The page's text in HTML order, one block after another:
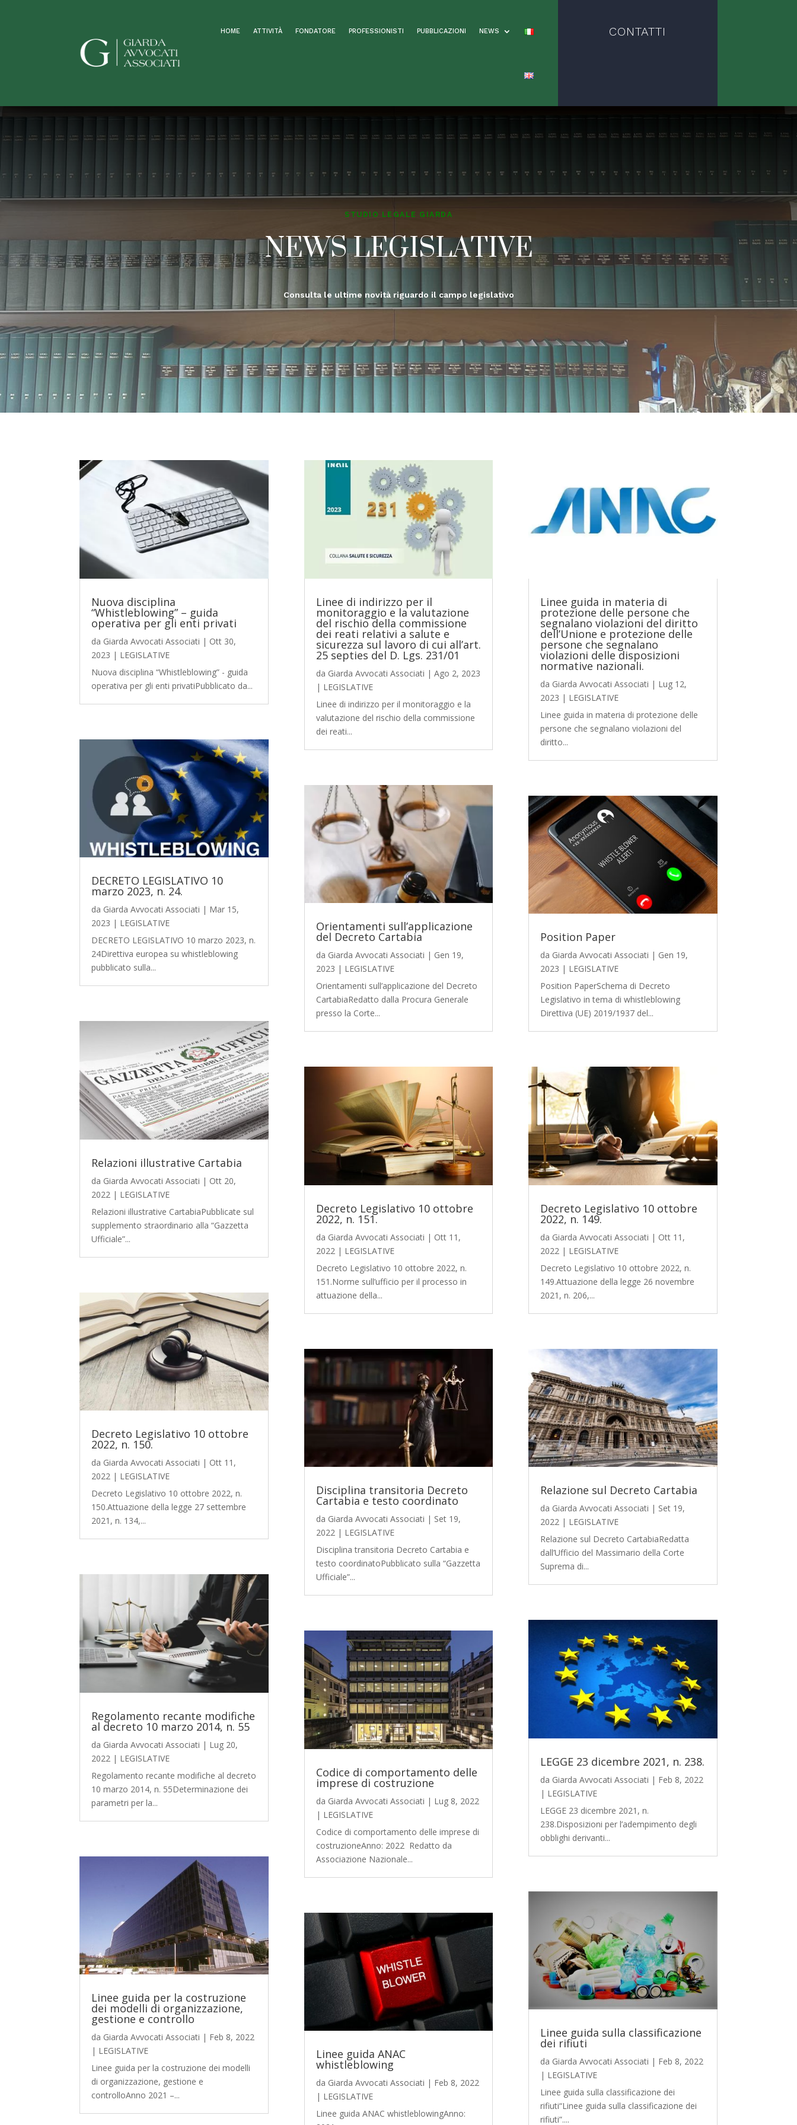
HOME ATTIVITÀ FONDATORE PROFESSIONISTI PUBBLICAZIONI NEWS CONTATTI
STUDIO LEGALE GIARDA
NEWS LEGISLATIVE
Consulta le ultime novità riguardo il campo legislativo
Nuova disciplina
“Whistleblowing” – guida
operativa per gli enti privati
da Giarda Avvocati Associati | Ott 30,
2023 | LEGISLATIVE
Nuova disciplina “Whistleblowing” - guida
operativa per gli enti privatiPubblicato da...
DECRETO LEGISLATIVO 10
marzo 2023, n. 24.
da Giarda Avvocati Associati | Mar 15,
2023 | LEGISLATIVE
DECRETO LEGISLATIVO 10 marzo 2023, n.
24Direttiva europea su whistleblowing
pubblicato sulla...
Relazioni illustrative Cartabia
da Giarda Avvocati Associati | Ott 20,
2022 | LEGISLATIVE
Relazioni illustrative CartabiaPubblicate sul
supplemento straordinario alla “Gazzetta
Ufficiale”...
Decreto Legislativo 10 ottobre
2022, n. 150.
da Giarda Avvocati Associati | Ott 11,
2022 | LEGISLATIVE
Decreto Legislativo 10 ottobre 2022, n.
150.Attuazione della legge 27 settembre
2021, n. 134,...
Regolamento recante modifiche
al decreto 10 marzo 2014, n. 55
da Giarda Avvocati Associati | Lug 20,
2022 | LEGISLATIVE
Regolamento recante modifiche al decreto
10 marzo 2014, n. 55Determinazione dei
parametri per la...
Linee guida per la costruzione
dei modelli di organizzazione,
gestione e controllo
da Giarda Avvocati Associati | Feb 8, 2022
| LEGISLATIVE
Linee guida per la costruzione dei modelli
di organizzazione, gestione e
controlloAnno 2021 –...
Linee di indirizzo per il
monitoraggio e la valutazione
del rischio della commissione
dei reati relativi a salute e
sicurezza sul lavoro di cui all’art.
25 septies del D. Lgs. 231/01
da Giarda Avvocati Associati | Ago 2, 2023
| LEGISLATIVE
Linee di indirizzo per il monitoraggio e la
valutazione del rischio della commissione
dei reati...
Orientamenti sull’applicazione
del Decreto Cartabia
da Giarda Avvocati Associati | Gen 19,
2023 | LEGISLATIVE
Orientamenti sull’applicazione del Decreto
CartabiaRedatto dalla Procura Generale
presso la Corte...
Decreto Legislativo 10 ottobre
2022, n. 151.
da Giarda Avvocati Associati | Ott 11,
2022 | LEGISLATIVE
Decreto Legislativo 10 ottobre 2022, n.
151.Norme sull’ufficio per il processo in
attuazione della...
Disciplina transitoria Decreto
Cartabia e testo coordinato
da Giarda Avvocati Associati | Set 19,
2022| LEGISLATIVE
Disciplina transitoria Decreto Cartabia e
testo coordinatoPubblicato sulla “Gazzetta
Ufficiale”...
Codice di comportamento delle
imprese di costruzione
da Giarda Avvocati Associati | Lug 8, 2022
| LEGISLATIVE
Codice di comportamento delle imprese di
costruzioneAnno: 2022 Redatto da
Associazione Nazionale...
Linee guida ANAC
whistleblowing
da Giarda Avvocati Associati | Feb 8, 2022
| LEGISLATIVE
Linee guida ANAC whistleblowingAnno:
Linee guida in materia di
protezione delle persone che
segnalano violazioni del diritto
dell’Unione e protezione delle
persone che segnalano
violazioni delle disposizioni
normative nazionali.
da Giarda Avvocati Associati | Lug 12,
2023 | LEGISLATIVE
Linee guida in materia di protezione delle
persone che segnalano violazioni del
diritto...
Position Paper
da Giarda Avvocati Associati | Gen 19,
2023 | LEGISLATIVE
Position PaperSchema di Decreto
Legislativo in tema di whistleblowing
Direttiva (UE) 2019/1937 del...
Decreto Legislativo 10 ottobre
2022, n. 149.
da Giarda Avvocati Associati | Ott 11,
2022 | LEGISLATIVE
Decreto Legislativo 10 ottobre 2022, n.
149.Attuazione della legge 26 novembre
2021, n. 206,...
Relazione sul Decreto Cartabia
da Giarda Avvocati Associati | Set 19,
2022| LEGISLATIVE
Relazione sul Decreto CartabiaRedatta
dall’Ufficio del Massimario della Corte
Suprema di...
LEGGE 23 dicembre 2021, n. 238.
da Giarda Avvocati Associati | Feb 8, 2022
| LEGISLATIVE
LEGGE 23 dicembre 2021, n.
238.Disposizioni per l’adempimento degli
obblighi derivanti...
Linee guida sulla classificazione
dei rifiuti
da Giarda Avvocati Associati | Feb 8, 2022
| LEGISLATIVE
Linee guida sulla classificazione dei
rifiuti“Linee guida sulla classificazione dei
rifiuti”....